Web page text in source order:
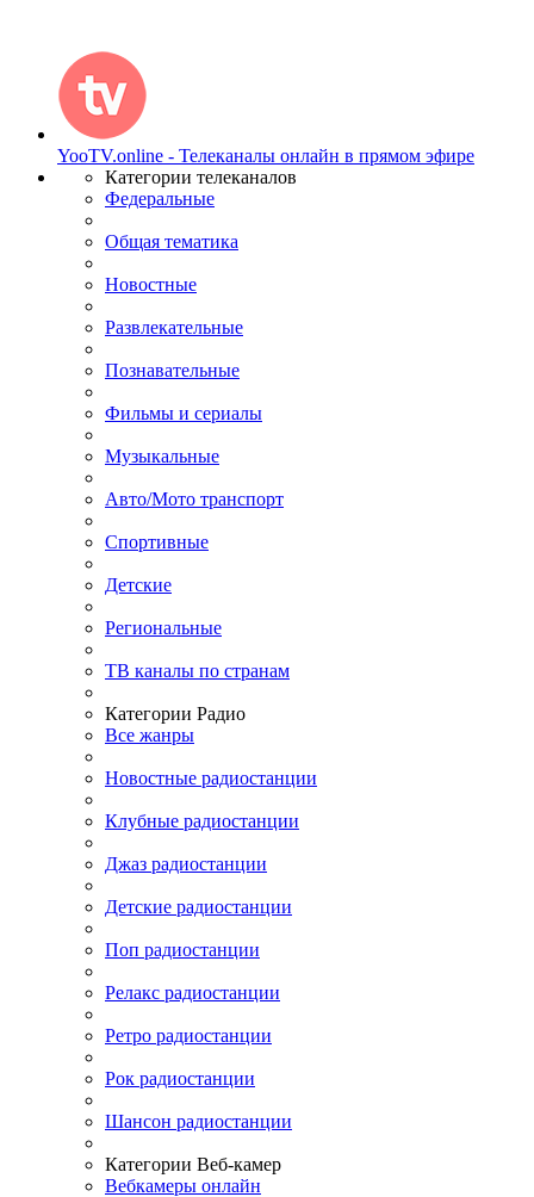
YooTV.online - Телеканалы онлайн в прямом эфире
Категории телеканалов
Федеральные
Общая тематика
Новостные
Развлекательные
Познавательные
Фильмы и сериалы
Музыкальные
Авто/Мото транспорт
Спортивные
Детские
Региональные
ТВ каналы по странам
Категории Радио
Все жанры
Новостные радиостанции
Клубные радиостанции
Джаз радиостанции
Детские радиостанции
Поп радиостанции
Релакс радиостанции
Ретро радиостанции
Рок радиостанции
Шансон радиостанции
Категории Веб-камер
Вебкамеры онлайн